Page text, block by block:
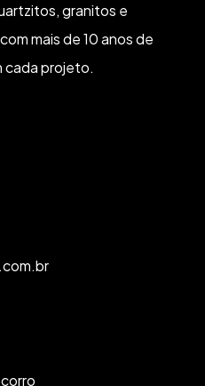
granitos e
mais de 10 anos de
cada projeto.